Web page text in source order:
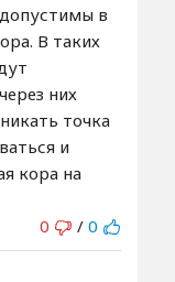
в
В таких
них
точка
и
кора на
0
/ 0